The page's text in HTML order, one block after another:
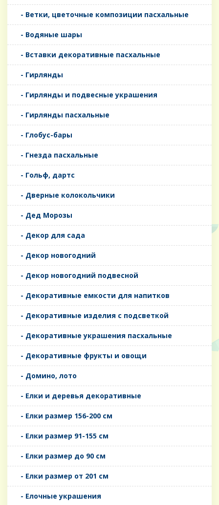
- Ветки, цветочные композиции пасхальные
- Водяные шары
- Вставки декоративные пасхальные
- Гирлянды
- Гирлянды и подвесные украшения
- Гирлянды пасхальные
- Глобус-бары
- Гнезда пасхальные
- Гольф, дартс
- Дверные колокольчики
- Дед Морозы
- Декор для сада
- Декор новогодний
- Декор новогодний подвесной
- Декоративные емкости для напитков
- Декоративные изделия с подсветкой
- Декоративные украшения пасхальные
- Декоративные фрукты и овощи
- Домино, лото
- Елки и деревья декоративные
- Елки размер 156-200 см
- Елки размер 91-155 см
- Елки размер до 90 см
- Елки размер от 201 см
- Елочные украшения